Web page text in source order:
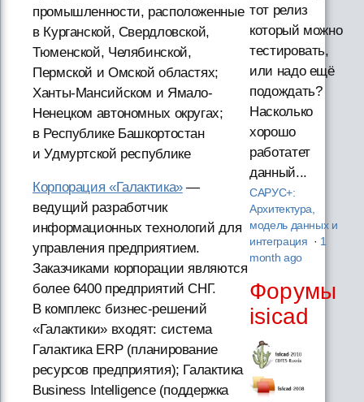
промышленности, расположенные
в Курганской, Свердловской,
Тюменской, Челябинской,
Пермской и Омской областях;
Ханты-Мансийском и Ямало-
Ненецком автономных округах;
в Республике Башкортостан
и Удмуртской республике
Корпорация «Галактика»—
ведущий разработчик
информационных технологий для
управления предприятием.
Заказчиками корпорации являются
более 6400 предприятий СНГ.
В комплекс бизнес-решений
«Галактики» входят: система
Галактика ERP (планирование
ресурсов предприятия); Галактика
Business Intelligence (поддержка
тот релиз
который можно
тестировать,
или надо ещё
подождать?
Насколько
хорошо
работатет
данный...
САРУС+:
Архитектура,
модель данных и
интеграция · 1
month ago
Форумы
isicad